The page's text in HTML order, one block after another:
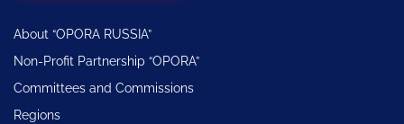
About “OPORA RUSSIA”
Non-Profit Partnership “OPORA”
Committees and Commissions
Regions